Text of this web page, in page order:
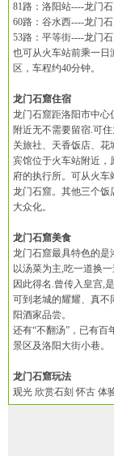
81路：洛阳站----龙门
60路：谷水西----龙门
53路：平等街----龙门
也可从火车站前乘一日
区，车程约40分钟。
龙门石窟住宿
龙门石窟距洛阳市中心
附近无不需要留宿.可
关旅社、天香饭店、花
宾馆位于火车站附近，
府的执行所。可从火车
龙门石窟。其他三个饭
大众化。
龙门石窟美食
龙门石窟最具特色的是
以汤菜为主,吃一道换
因此得名.曾传入皇宫,
可到老城的耀耀、真不
阳酒家品尝。
还有“不翻汤”，已有百
景区及洛阳大街小巷。
龙门石窟玩法
观光 欣赏石刻 怀古 体